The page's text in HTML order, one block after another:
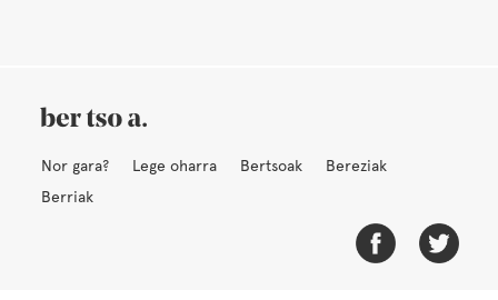
Nor gara? Lege oharra Bertsoak
Bereziak
Berriak